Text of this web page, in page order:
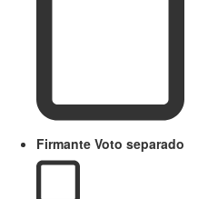
Firmante Voto separado